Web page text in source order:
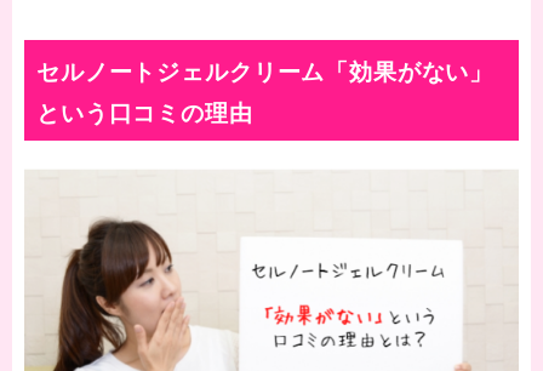
セルノートジェルクリーム「効果がない」
という口コミの理由